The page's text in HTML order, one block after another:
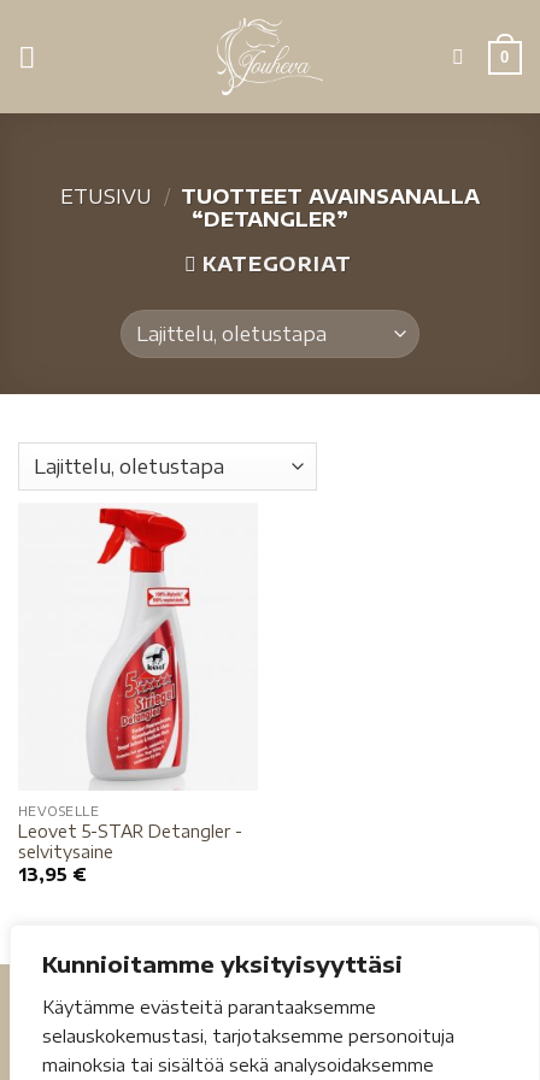
Kunnioitamme yksityisyyttäsi
Käytämme evästeitä parantaaksemme
selauskokemustasi, tarjotaksemme personoituja
mainoksia tai sisältöä sekä analysoidaksemme
0
ETUSIVU / TUOTTEET AVAINSANALLA
“DETANGLER”
KATEGORIAT
HEVOSELLE
Leovet 5-STAR Detangler -
selvitysaine
13,95 €